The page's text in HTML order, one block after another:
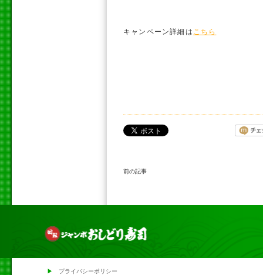
キャンペーン詳細は こちら
前の記事
▶ プライバシーポリシー